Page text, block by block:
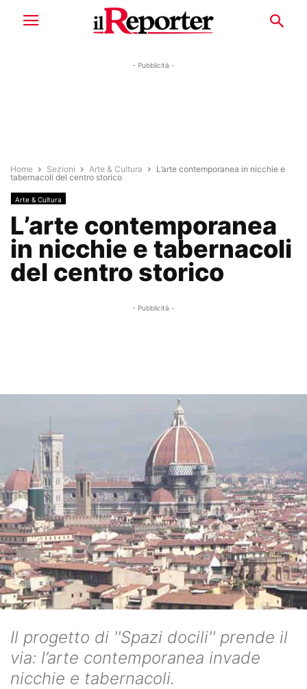
- Pubblicità -
Home Sezioni Arte & Cultura
L’arte contemporanea in nicchie e
tabernacoli del centro storico
Arte & Cultura
L’arte contemporanea
in nicchie e tabernacoli
del centro storico
- Pubblicità -
Il progetto di ''Spazi docili'' prende il
via: l’arte contemporanea invade
nicchie e tabernacoli.